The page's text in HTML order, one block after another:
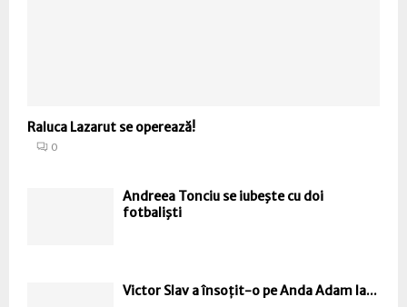
Raluca Lazarut se operează!
0
Andreea Tonciu se iubeşte cu doi
fotbalişti
Victor Slav a însoțit-o pe Anda Adam la...